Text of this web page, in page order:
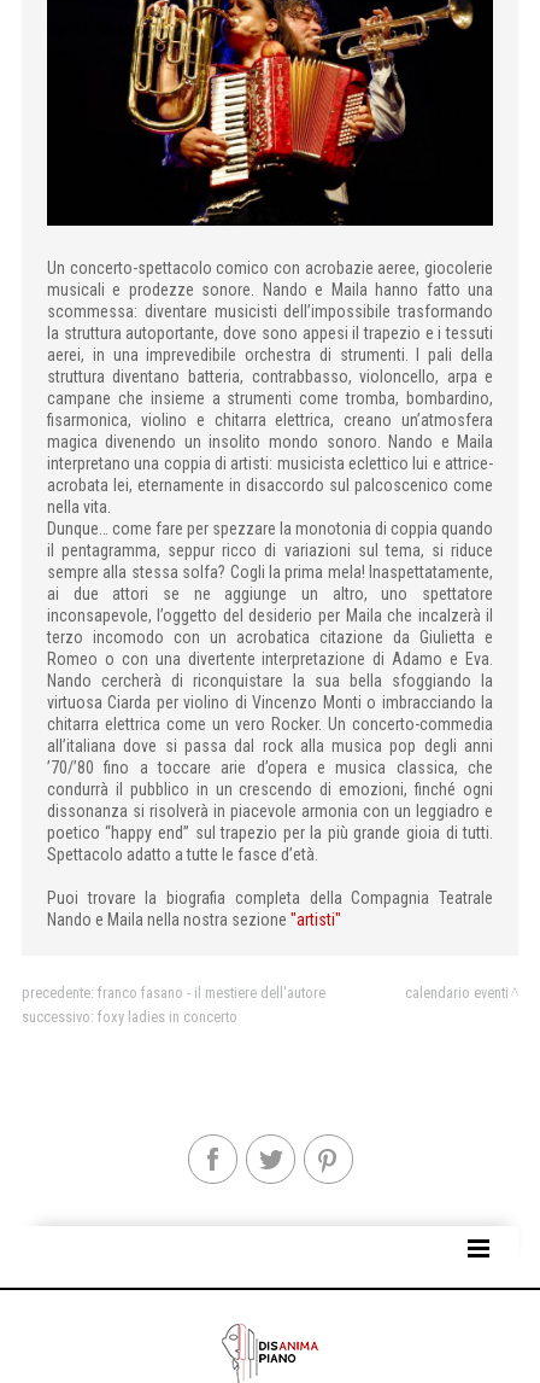
Un concerto-spettacolo comico con acrobazie aeree, giocolerie
musicali e prodezze sonore. Nando e Maila hanno fatto una
scommessa: diventare musicisti dell’impossibile trasformando
la struttura autoportante, dove sono appesi il trapezio e i tessuti
aerei, in una imprevedibile orchestra di strumenti. I pali della
struttura diventano batteria, contrabbasso, violoncello, arpa e
campane che insieme a strumenti come tromba, bombardino,
fisarmonica, violino e chitarra elettrica, creano un’atmosfera
magica divenendo un insolito mondo sonoro. Nando e Maila
interpretano una coppia di artisti: musicista eclettico lui e attrice-
acrobata lei, eternamente in disaccordo sul palcoscenico come
nella vita.
Dunque… come fare per spezzare la monotonia di coppia quando
il pentagramma, seppur ricco di variazioni sul tema, si riduce
sempre alla stessa solfa? Cogli la prima mela! Inaspettatamente,
ai due attori se ne aggiunge un altro, uno spettatore
inconsapevole, l’oggetto del desiderio per Maila che incalzerà il
terzo incomodo con un acrobatica citazione da Giulietta e
Romeo o con una divertente interpretazione di Adamo e Eva.
Nando cercherà di riconquistare la sua bella sfoggiando la
virtuosa Ciarda per violino di Vincenzo Monti o imbracciando la
chitarra elettrica come un vero Rocker. Un concerto-commedia
all’italiana dove si passa dal rock alla musica pop degli anni
’70/’80 fino a toccare arie d’opera e musica classica, che
condurrà il pubblico in un crescendo di emozioni, finché ogni
dissonanza si risolverà in piacevole armonia con un leggiadro e
poetico “happy end” sul trapezio per la più grande gioia di tutti.
Spettacolo adatto a tutte le fasce d’età.
Puoi trovare la biografia completa della Compagnia Teatrale
Nando e Maila nella nostra sezione "artisti"
precedente: franco fasano - il mestiere dell'autore
successivo: foxy ladies in concerto
calendario eventi